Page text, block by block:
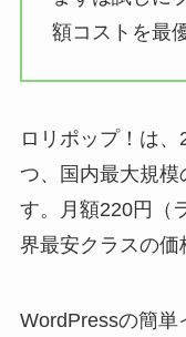
額コストを最
ロリポップ！は
つ、国内最大規
す。月額220円（
界最安クラスの価
WordPressの簡単